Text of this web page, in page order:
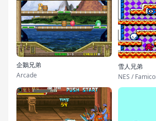
企鵝兄弟
Arcade
雪人兄弟
NES /